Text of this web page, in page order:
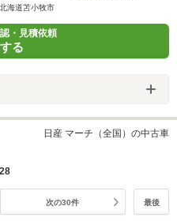
北海道苫小牧市
・見積依頼
る
日産 マーチ（全国）の中古車
次の30件 最後